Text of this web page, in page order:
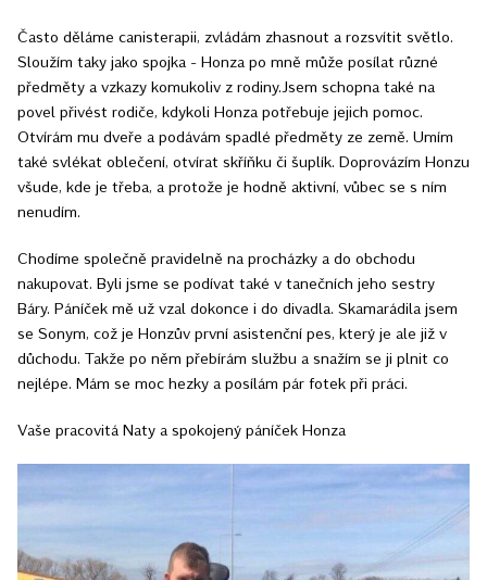
Často děláme canisterapii, zvládám zhasnout a rozsvítit světlo.
Sloužím taky jako spojka - Honza po mně může posílat různé
předměty a vzkazy komukoliv z rodiny.Jsem schopna také na
povel přivést rodiče, kdykoli Honza potřebuje jejich pomoc.
Otvírám mu dveře a podávám spadlé předměty ze země. Umím
také svlékat oblečení, otvírat skříňku či šuplík. Doprovázím Honzu
všude, kde je třeba, a protože je hodně aktivní, vůbec se s ním
nenudím.
Chodíme společně pravidelně na procházky a do obchodu
nakupovat. Byli jsme se podívat také v tanečních jeho sestry
Báry. Páníček mě už vzal dokonce i do divadla. Skamarádila jsem
se Sonym, což je Honzův první asistenční pes, který je ale již v
důchodu. Takže po něm přebírám službu a snažím se ji plnit co
nejlépe. Mám se moc hezky a posílám pár fotek při práci.
Vaše pracovitá Naty a spokojený páníček Honza